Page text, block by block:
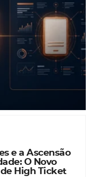
e a Ascensão
O Novo
High Ticket